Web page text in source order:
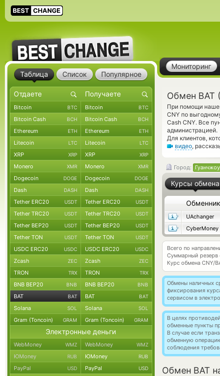
Мониторинг
Обмен BAT
При помощи
CNY по
Cash CNY. Все
администрацией.
Для клиентов,
видео,
Город: Гуанчжоу
Курсы обмена
Обменник
UAchanger
CyberMoney
Всего по
Суммарный резерв
Курс обмена CNY/
Обмены наличных
фиксирования
сервисом в
В целях
обменные пункты
В случае если
обменную
соблюдения
Обмен BAT
Таблица Список Популярное
Bitcoin BTC Bitcoin BTC
Bitcoin Cash BCH Bitcoin Cash BCH
Ethereum ETH Ethereum ETH
Litecoin LTC Litecoin LTC
XRP XRP XRP XRP
Monero XMR Monero XMR
Dogecoin DOGE Dogecoin DOGE
Dash DASH Dash DASH
Tether ERC20 USDT Tether ERC20 USDT
Tether TRC20 USDT Tether TRC20 USDT
Tether BEP20 USDT Tether BEP20 USDT
Tether TON USDT Tether TON USDT
USDC ERC20 USDC USDC ERC20 USDC
Zcash ZEC Zcash ZEC
TRON TRX TRON TRX
BNB BEP20 BNB BNB BEP20 BNB
BAT BAT BAT BAT
Solana SOL Solana SOL
Gram (Toncoin) GRAM Gram (Toncoin) GRAM
Электронные деньги
WebMoney WMZ WebMoney WMZ
ЮMoney RUB ЮMoney RUB
PayPal USD PayPal USD